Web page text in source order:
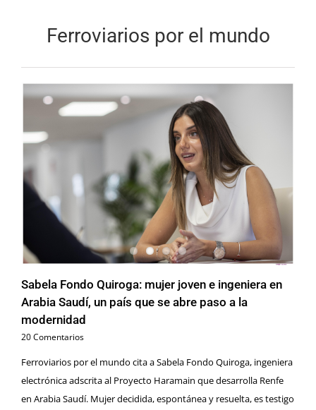
Ferroviarios por el mundo
Sabela Fondo Quiroga: mujer joven e ingeniera en
Arabia Saudí, un país que se abre paso a la
modernidad
20 Comentarios
Ferroviarios por el mundo cita a Sabela Fondo Quiroga, ingeniera
electrónica adscrita al Proyecto Haramain que desarrolla Renfe
en Arabia Saudí. Mujer decidida, espontánea y resuelta, es testigo